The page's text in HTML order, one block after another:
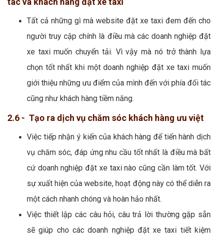
Tất cả những gì mà website đặt xe taxi đem đến cho
người truy cập chính là điều mà các doanh nghiệp đặt
xe taxi muốn chuyển tải. Vì vậy mà nó trở thành lựa
chọn tốt nhất khi một doanh nghiệp đặt xe taxi muốn
giới thiệu những ưu điểm của mình đến với phía đối tác
cũng như khách hàng tiềm năng.
2.6 - Tạo ra dịch vụ chăm sóc khách hàng ưu việt
Việc tiếp nhận ý kiến của khách hàng để tiến hành dịch
vụ chăm sóc, đáp ứng nhu cầu tốt nhất là điều mà bất
cứ doanh nghiệp đặt xe taxi nào cũng cần làm tốt. Với
sự xuất hiện của website, hoạt động này có thể diễn ra
một cách nhanh chóng và hoàn hảo nhất.
Việc thiết lập các câu hỏi, câu trả lời thường gặp sẵn
sẽ giúp cho các doanh nghiệp đặt xe taxi tiết kiệm